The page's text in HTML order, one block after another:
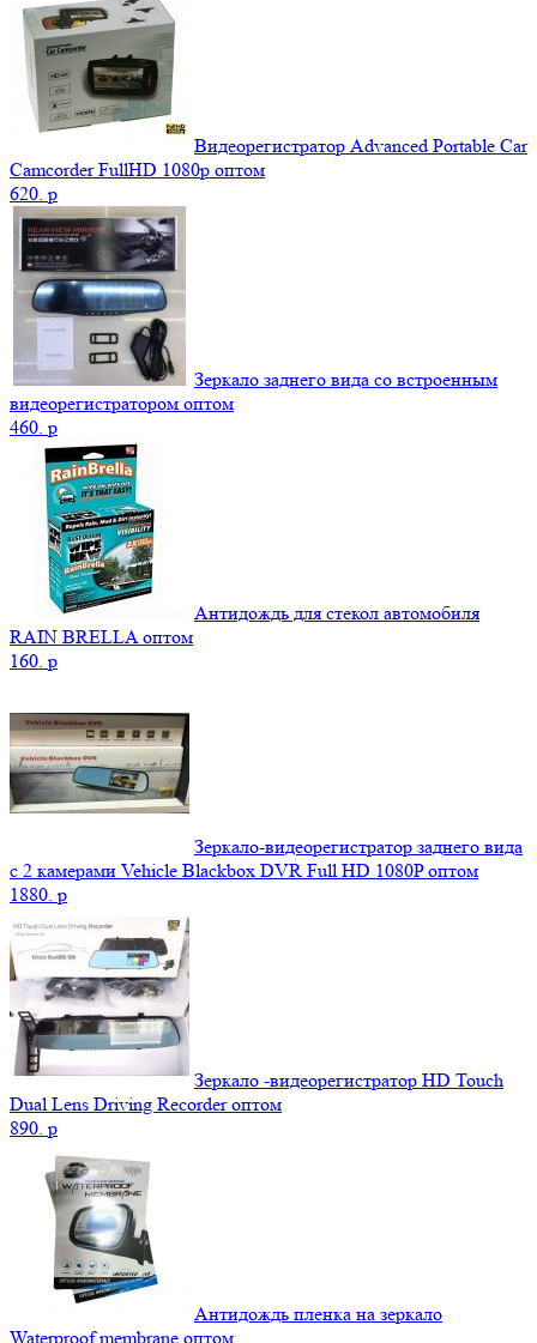
Видеорегистратор Advanced Portable Car
Camcorder FullHD 1080p оптом
620. p
Зеркало заднего вида со встроенным
видеорегистратором оптом
460. p
Антидождь для стекол автомобиля
RAIN BRELLA оптом
160. p
Зеркало-видеорегистратор заднего вида
с 2 камерами Vehicle Blackbox DVR Full HD 1080P оптом
1880. p
Зеркало -видеорегистратор HD Touch
Dual Lens Driving Recorder оптом
890. p
Антидождь пленка на зеркало
Waterproof membrane оптом